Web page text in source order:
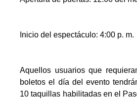
Inicio del espectáculo: 4:00 p. m.
Aquellos usuarios que
boletos el día del evento
10 taquillas habilitadas en el